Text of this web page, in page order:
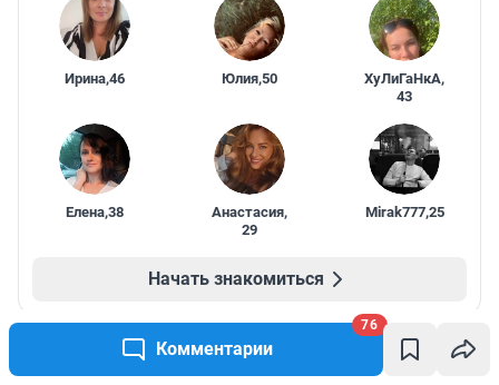
Комментарии
76
Ирина,46 Юлия,50 ХуЛиГаНкА,
43
Елена,38 Анастасия,
29
Mirak777,25
Начать знакомиться
ПРОМОКОДЫ